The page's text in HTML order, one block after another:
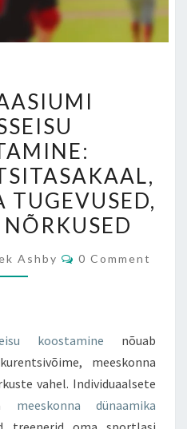
KOOSSEISU
KOOSTAMINE:
KONKURENTSITASAKAAL,
MEESKONNA
TUGEVUSED,
VASTASTE
NÕRKUSED
TUGEVUSED,
Ashby Comments
0 Comment
koostamine nõuab
meeskonna
vahel. Individuaalsete
meeskonna dünaamika